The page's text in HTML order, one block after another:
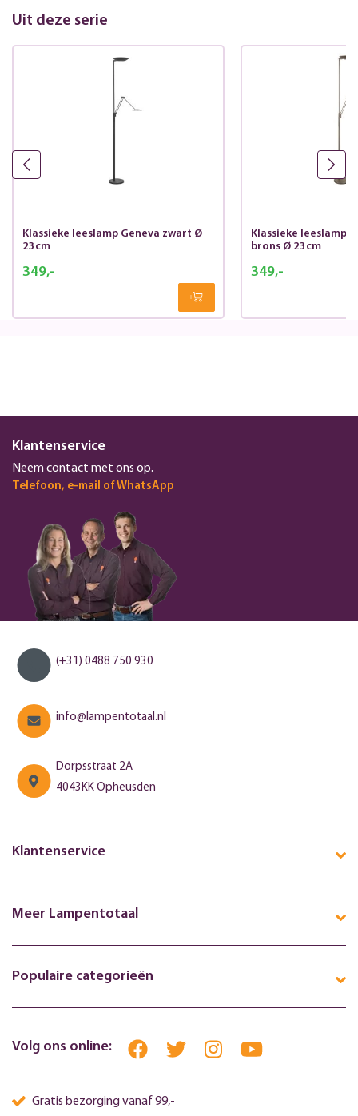
Uit deze serie
Klassieke leeslamp Geneva zwart Ø
23cm
349,-
Klassieke leeslamp
brons Ø 23cm
349,-
Klantenservice
Neem contact met ons op.
Telefoon, e-mail of WhatsApp
(+31) 0488 750 930
info@lampentotaal.nl
Dorpsstraat 2A
4043KK Opheusden
Klantenservice
Meer Lampentotaal
Populaire categorieën
Volg ons online:
Gratis bezorging vanaf 99,-